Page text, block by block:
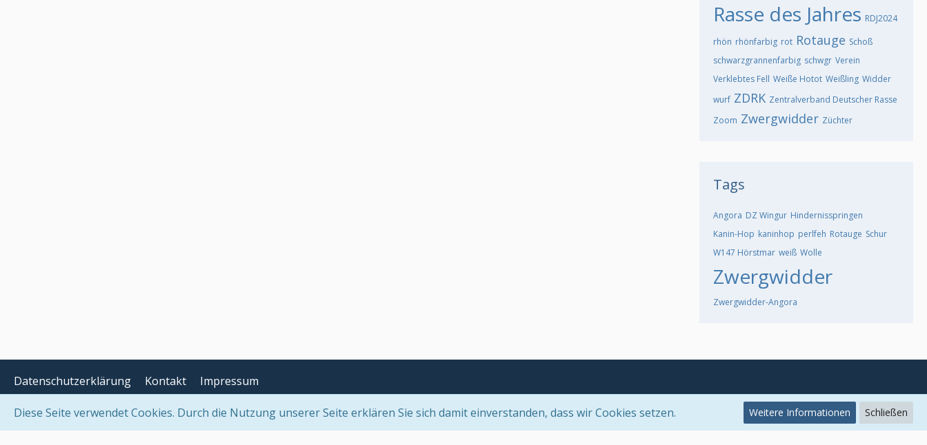
Rasse des Jahres RDJ2024
rhön rhönfarbig rot Rotauge Schoß
schwarzgrannenfarbig schwgr Verein
Verklebtes Fell Weiße Hotot Weißling Widder
wurf ZDRK Zentralverband Deutscher Rasse
Zoom Zwergwidder Züchter
Tags
Angora DZ Wingur Hindernisspringen
Kanin-Hop kaninhop perlfeh Rotauge Schur
W147 Hörstmar weiß Wolle
Zwergwidder
Zwergwidder-Angora
Datenschutzerklärung Kontakt Impressum
Diese Seite verwendet Cookies. Durch die Nutzung unserer Seite erklären Sie sich damit einverstanden, dass wir Cookies setzen. Weitere Informationen Schließen